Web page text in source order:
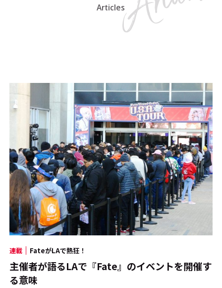
#エンタメ業界のちょっといい話
運営会社 プライバシーポリシー
本サイトご利用にあたって Cookie Settings
お問い合わせ
Articles
連載 FateがLAで熱狂！
主催者が語るLAで『Fate』のイベントを開催す
る意味